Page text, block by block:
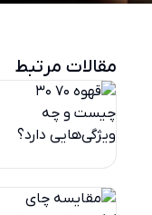
مقالات مرتبط